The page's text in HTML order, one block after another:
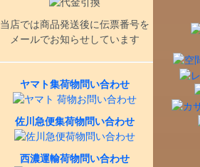
当店では商品発送後に伝票番号を
メールでお知らせしています
ヤマト集荷物問い合わせ
佐川急便集荷物問い合わせ
西濃運輸荷物問い合わせ